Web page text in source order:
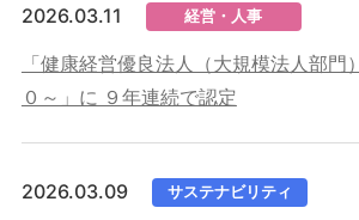
2026.03.11 経営・人事
「健康経営優良法人（大規模法人部門
０～」に ９年連続で認定
2026.03.09 サステナビリティ